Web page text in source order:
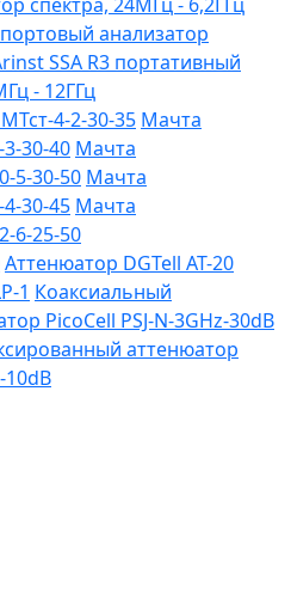
анализатор
SSA R3 портативный
- 12ГГц
4-2-30-35 Мачта
30-40 Мачта
5-30-50 Мачта
30-45 Мачта
6-25-50
Аттенюатор DGTell AT-20
1 Коаксиальный
PicoCell PSJ-N-3GHz-30dB
аттенюатор
10dB